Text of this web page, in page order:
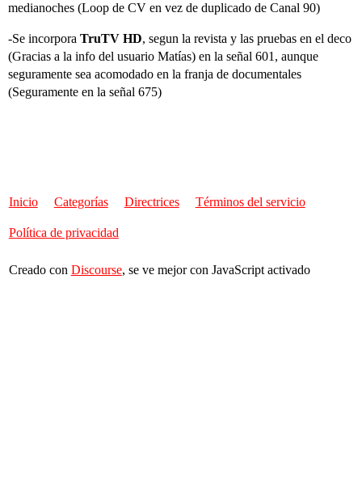
medianoches (Loop de CV en vez de duplicado de Canal 90)
-Se incorpora TruTV HD, segun la revista y las pruebas en el deco
(Gracias a la info del usuario Matías) en la señal 601, aunque
seguramente sea acomodado en la franja de documentales
(Seguramente en la señal 675)
Inicio Categorías Directrices Términos del servicio
Política de privacidad
Creado con Discourse, se ve mejor con JavaScript activado